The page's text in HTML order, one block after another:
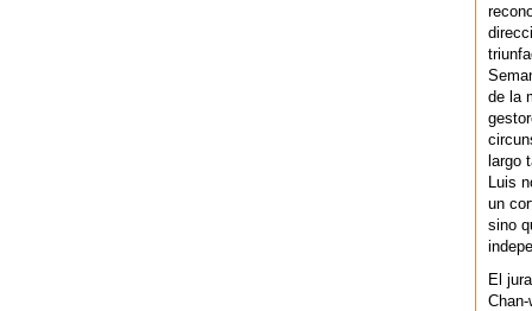
de la
largo
Luis
un
sino
El